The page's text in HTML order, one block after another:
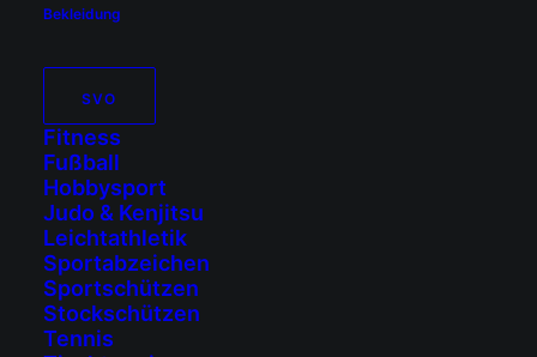
Bekleidung
SVO
Fitness
Fußball
Hobbysport
Judo & Kenjitsu
Leichtathletik
Sportabzeichen
Sportschützen
Stockschützen
Tennis
hinzufügen
+ iCal / Outlook
export